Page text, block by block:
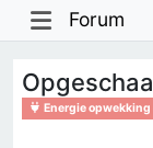
Forum
Energie opwekking